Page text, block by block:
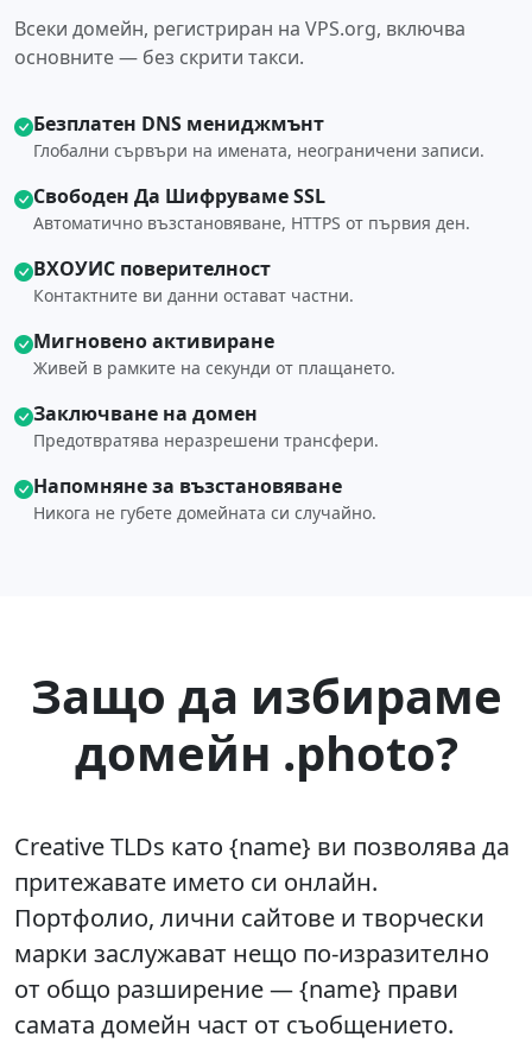
Всеки домейн, регистриран на VPS.org, включва
основните — без скрити такси.
Безплатен DNS мениджмънт
Глобални сървъри на имената, неограничени записи.
Свободен Да Шифруваме SSL
Автоматично възстановяване, HTTPS от първия ден.
ВХОУИС поверителност
Контактните ви данни остават частни.
Мигновено активиране
Живей в рамките на секунди от плащането.
Заключване на домен
Предотвратява неразрешени трансфери.
Напомняне за възстановяване
Никога не губете домейната си случайно.
Защо да избираме
домейн .photo?
Creative TLDs като {name} ви позволява да
притежавате името си онлайн.
Портфолио, лични сайтове и творчески
марки заслужават нещо по-изразително
от общо разширение — {name} прави
самата домейн част от съобщението.